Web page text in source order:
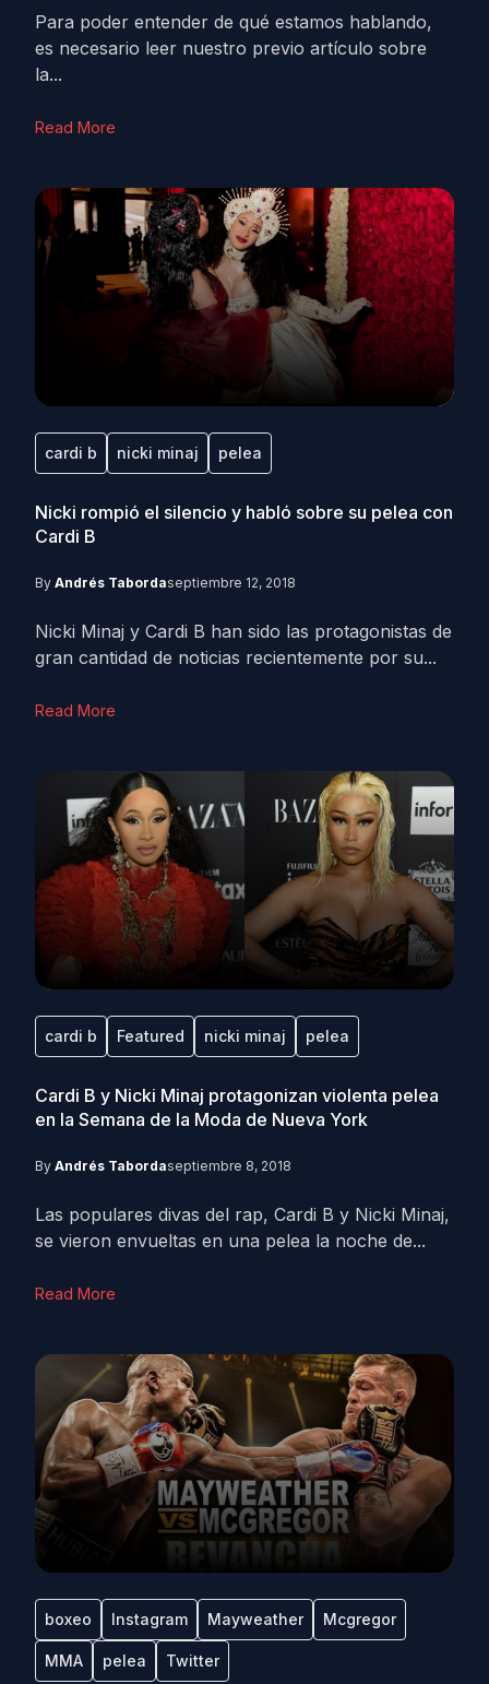
Para poder entender de qué estamos hablando,
es necesario leer nuestro previo artículo sobre
la...
Read More
cardi b nicki minaj pelea
Nicki rompió el silencio y habló sobre su pelea con
Cardi B
By Andrés Tabordaseptiembre 12, 2018
Nicki Minaj y Cardi B han sido las protagonistas de
gran cantidad de noticias recientemente por su...
Read More
cardi b Featured nicki minaj pelea
Cardi B y Nicki Minaj protagonizan violenta pelea
en la Semana de la Moda de Nueva York
By Andrés Tabordaseptiembre 8, 2018
Las populares divas del rap, Cardi B y Nicki Minaj,
se vieron envueltas en una pelea la noche de...
Read More
boxeo Instagram Mayweather Mcgregor
MMA pelea Twitter